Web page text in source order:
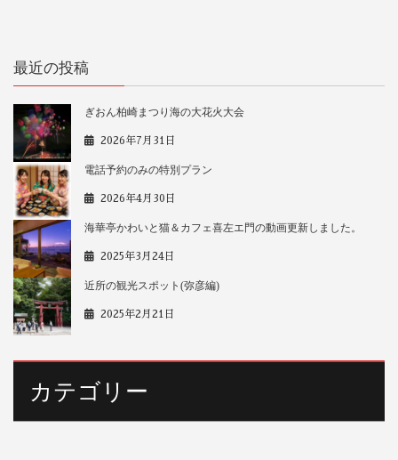
最近の投稿
ぎおん柏崎まつり海の大花火大会
2026年7月31日
電話予約のみの特別プラン
2026年4月30日
海華亭かわいと猫＆カフェ喜左エ門の動画更新しました。
2025年3月24日
近所の観光スポット(弥彦編)
2025年2月21日
カテゴリー